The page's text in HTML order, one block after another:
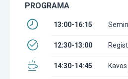
PROGRAMA
13:00-16:15
12:30-13:00
14:30-14:45